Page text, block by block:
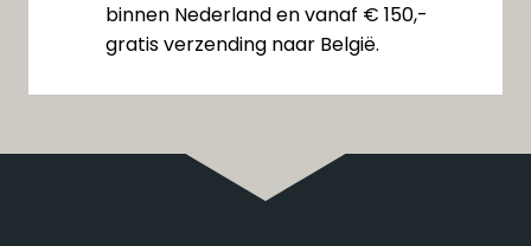
binnen Nederland en vanaf € 150,-
gratis verzending naar België.